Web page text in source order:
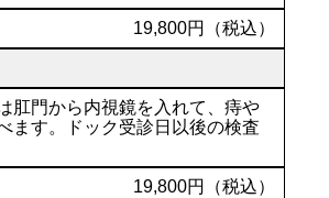
19,800円（税込）
肛門から内視鏡を入れて、痔や
ます。ドック受診日以後の検査
19,800円（税込）